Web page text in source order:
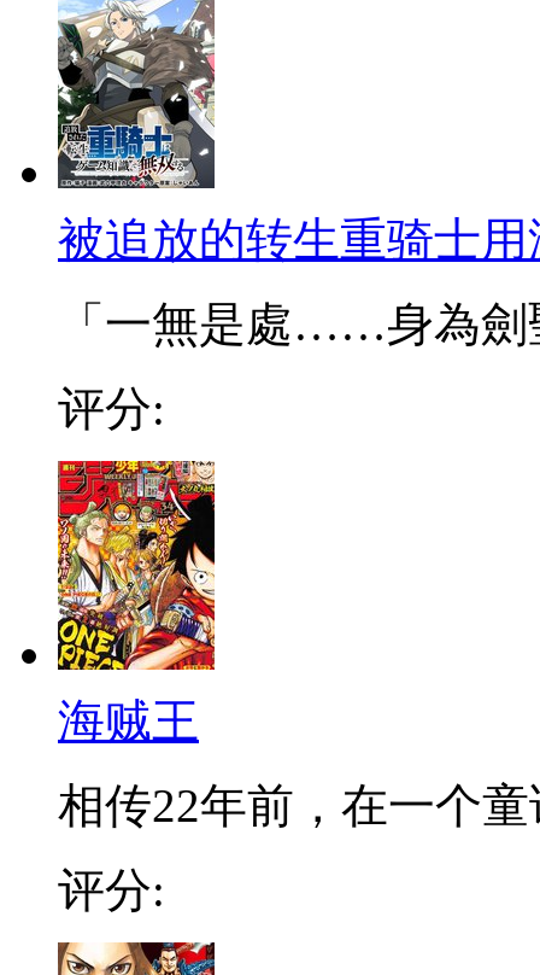
被追放的转生重骑士
「一無是處……身為劍
评分:
海贼王
相传22年前，在一个
评分: